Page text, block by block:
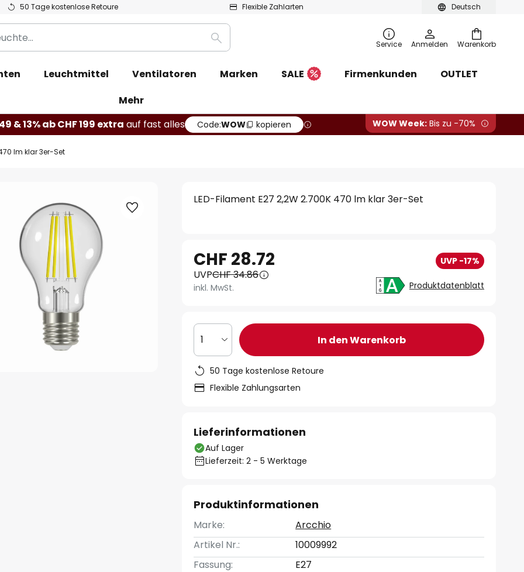
Deutsch
50 Tage kostenlose Retoure Flexible Zahlarten
Warenkorb
Suche Service Anmelden
Leuchtmittel Ventilatoren Marken SALE Firmenkunden
OUTLET
Mehr
& 13% ab CHF 199 extra auf fast alles Code:WOW kopieren WOW Week: Bis zu -70%
lm klar 3er-Set
LED-Filament E27 2,2W 2.700K 470 lm klar 3er-Set
CHF 28.72 UVP -17%
UVPCHF 34.86
inkl. MwSt. Produktdatenblatt
1 In den Warenkorb
50 Tage kostenlose Retoure
Flexible Zahlungsarten
Lieferinformationen
Auf Lager
Lieferzeit: 2 - 5 Werktage
Produktinformationen
Marke:
Arcchio
Artikel Nr.:
10009992
Fassung:
E27